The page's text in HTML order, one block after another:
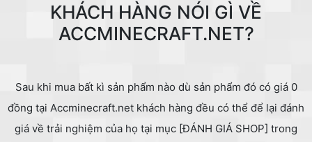
KHÁCH HÀNG NÓI GÌ VỀ
ACCMINECRAFT.NET?
Sau khi mua bất kì sản phẩm nào dù sản phẩm đó có giá 0
đồng tại Accminecraft.net khách hàng đều có thể để lại đánh
giá về trải nghiệm của họ tại mục [ĐÁNH GIÁ SHOP] trong